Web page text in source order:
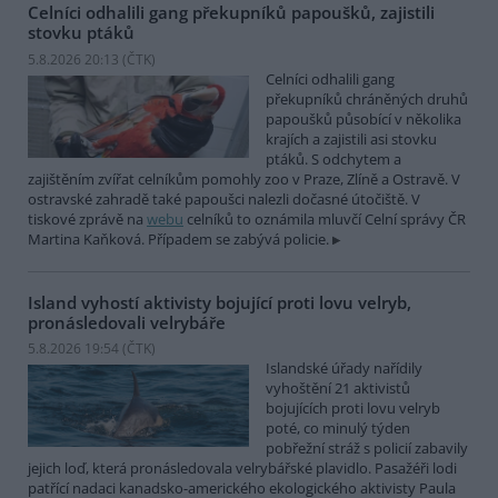
Celníci odhalili gang překupníků papoušků, zajistili
stovku ptáků
5.8.2026 20:13 (ČTK)
Celníci odhalili gang
překupníků chráněných druhů
papoušků působící v několika
krajích a zajistili asi stovku
ptáků. S odchytem a
zajištěním zvířat celníkům pomohly zoo v Praze, Zlíně a Ostravě. V
ostravské zahradě také papoušci nalezli dočasné útočiště. V
tiskové zprávě na webu celníků to oznámila mluvčí Celní správy ČR
Martina Kaňková. Případem se zabývá policie.
Island vyhostí aktivisty bojující proti lovu velryb,
pronásledovali velrybáře
5.8.2026 19:54 (ČTK)
Islandské úřady nařídily
vyhoštění 21 aktivistů
bojujících proti lovu velryb
poté, co minulý týden
pobřežní stráž s policií zabavily
jejich loď, která pronásledovala velrybářské plavidlo. Pasažéři lodi
patřící nadaci kanadsko-amerického ekologického aktivisty Paula